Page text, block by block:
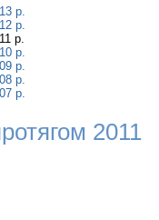
р.
р.
р.
р.
р.
р.
р.
2011